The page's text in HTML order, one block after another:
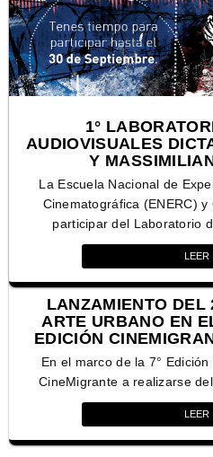
1°
AUDIOVISUALES
Y
La Escuela Nacional de
Cinematográfica (ENERC)
participar del Laboratorio
LEER
LANZAMIENTO DEL
ARTE URBANO EN
EDICIÓN
En el marco de la 7°
CineMigrante a realizarse
LEER